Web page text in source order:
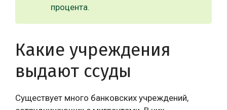
процента.
Какие учреждения
выдают ссуды
Существует много банковских учреждений,